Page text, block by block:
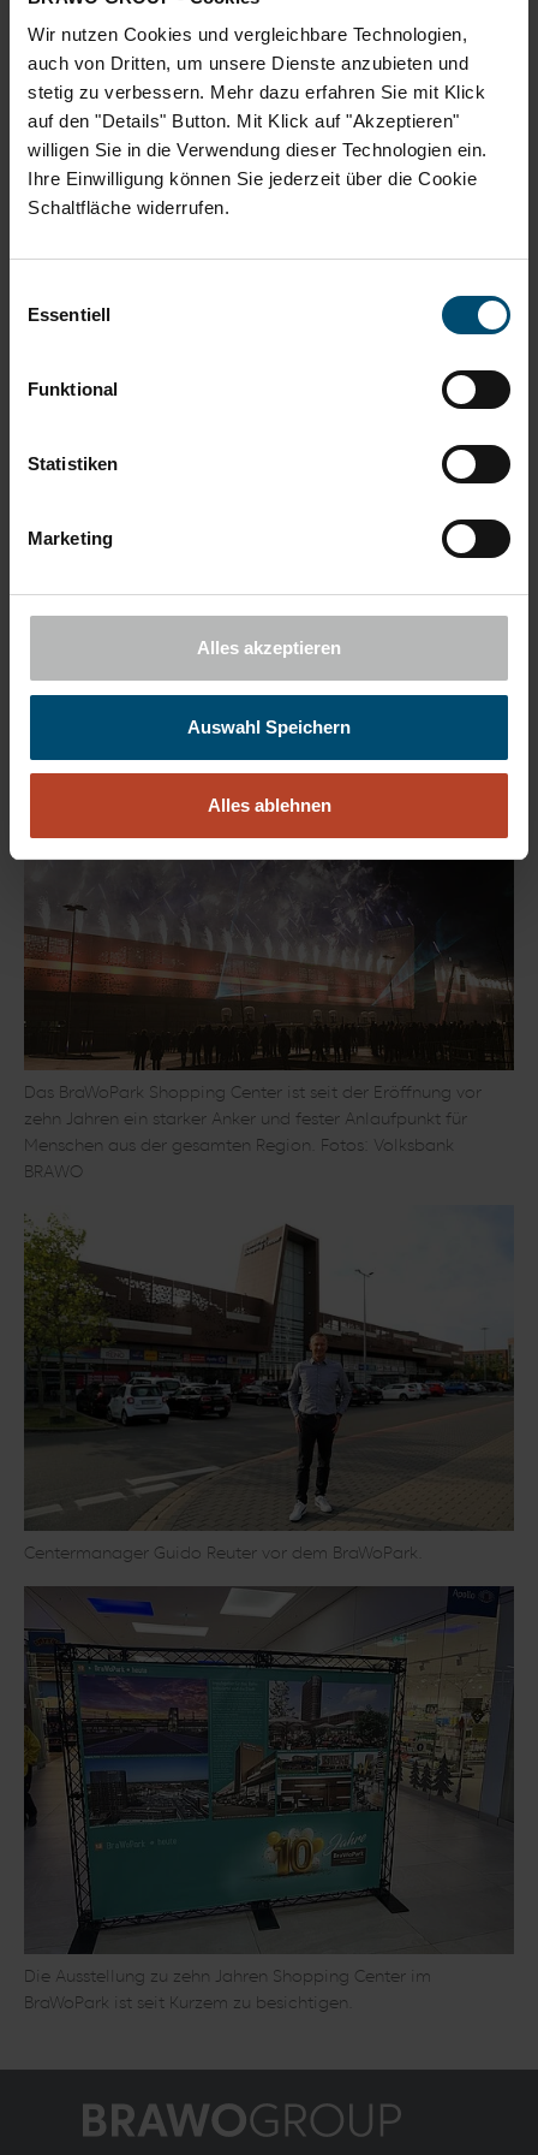
Wir nutzen Cookies und vergleichbare Technologien,
auch von Dritten, um unsere Dienste anzubieten und
stetig zu verbessern. Mehr dazu erfahren Sie mit Klick
auf den "Details" Button. Mit Klick auf "Akzeptieren"
willigen Sie in die Verwendung dieser Technologien ein.
Ihre Einwilligung können Sie jederzeit über die Cookie
Schaltfläche widerrufen.
Essentiell
Funktional
Statistiken
Marketing
Alles akzeptieren
Auswahl Speichern
Alles ablehnen
Center hebt sich durch seine besondere Kombination
aus Vielfalt, Komfort und regionaler Verbundenheit
deutlich von anderen Shopping Centern ab. Im
Herzen der Stadt gelegen – und mit einer sehr guten
ÖPNV-Anbindung, bietet es einen starken Anker für
den wöchentlichen Einkauf. Zudem findet man bei
Jubiläumsfest und Ausstellung vom 13. bis 15.
November 2025
Gefeiert wird die zehnjährige Erfolgsgeschichte des
BraWoPark Shopping Centers vom 13. bis 15.
Livemusik, beliebten Figuren aus der Sesamstraße,
attraktiven Rabattaktionen der teilnehmenden
zum 22. November auf Großleinwänden die
Geschichte und Entwicklung des Areals von Wiesen-
und Ackerland im 18. Jahrhundert über verschiedene
historische Etappen bis heute.
Das BraWoPark Shopping Center ist seit der Eröffnung vor
zehn Jahren ein starker Anker und fester Anlaufpunkt für
Menschen aus der gesamten Region. Fotos: Volksbank
BRAWO
Centermanager Guido Reuter vor dem BraWoPark.
Die Ausstellung zu zehn Jahren Shopping Center im
BraWoPark ist seit Kurzem zu besichtigen.